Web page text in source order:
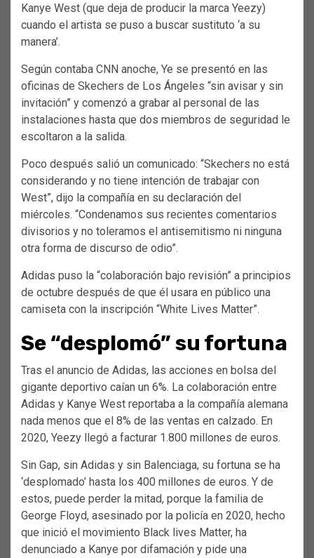
Kanye West (que deja de producir la marca Yeezy)
cuando el artista se puso a buscar sustituto ‘a su
manera’.
Según contaba CNN anoche, Ye se presentó en las
oficinas de Skechers de Los Ángeles “sin avisar y sin
invitación” y comenzó a grabar al personal de las
instalaciones hasta que dos miembros de seguridad le
escoltaron a la salida.
Poco después salió un comunicado: “Skechers no está
considerando y no tiene intención de trabajar con
West”, dijo la compañía en su declaración del
miércoles. “Condenamos sus recientes comentarios
divisorios y no toleramos el antisemitismo ni ninguna
otra forma de discurso de odio”.
Adidas puso la “colaboración bajo revisión” a principios
de octubre después de que él usara en público una
camiseta con la inscripción “White Lives Matter”.
Se “desplomó” su fortuna
Tras el anuncio de Adidas, las acciones en bolsa del
gigante deportivo caían un 6%. La colaboración entre
Adidas y Kanye West reportaba a la compañía alemana
nada menos que el 8% de las ventas en calzado. En
2020, Yeezy llegó a facturar 1.800 millones de euros.
Sin Gap, sin Adidas y sin Balenciaga, su fortuna se ha
‘desplomado’ hasta los 400 millones de euros. Y de
estos, puede perder la mitad, porque la familia de
George Floyd, asesinado por la policía en 2020, hecho
que inició el movimiento Black lives Matter, ha
denunciado a Kanye por difamación y pide una